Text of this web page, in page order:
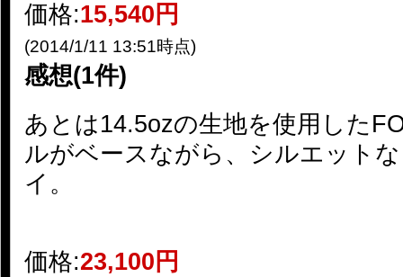
価格:15,540円
(2014/1/11 13:51時点)
感想(1件)
あとは14.5ozの生地を使用した
ルがベースながら、シルエット
イ。
価格:23,100円